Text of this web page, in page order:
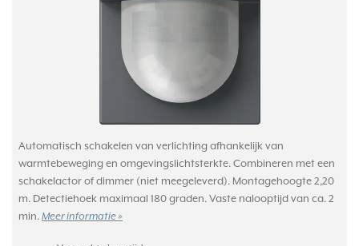
Automatisch schakelen van verlichting afhankelijk van
warmtebeweging en omgevingslichtsterkte. Combineren met een
schakelactor of dimmer (niet meegeleverd). Montagehoogte 2,20
m. Detectiehoek maximaal 180 graden. Vaste nalooptijd van ca. 2
min. Meer informatie »